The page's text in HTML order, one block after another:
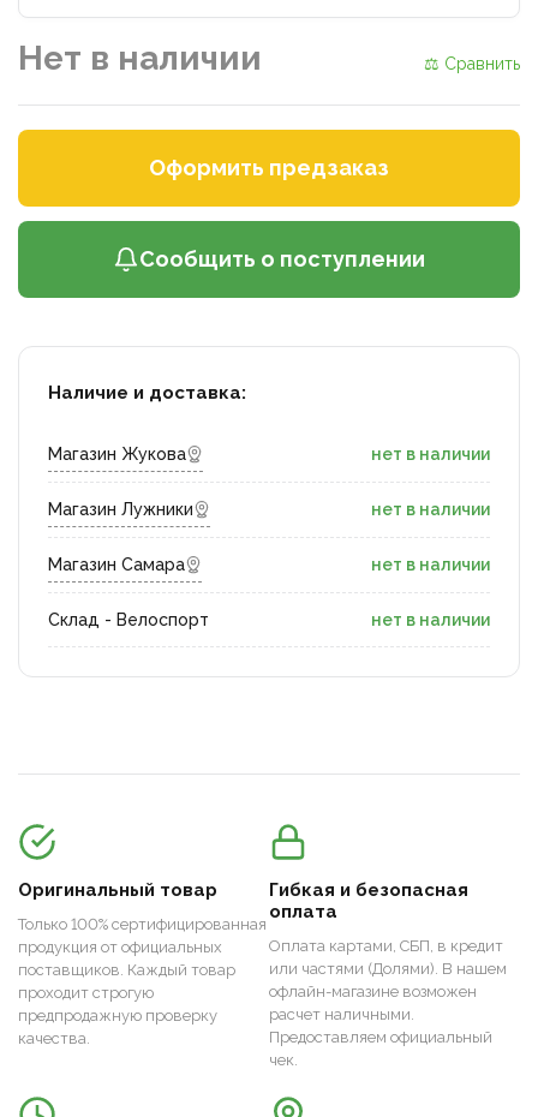
Нет в наличии ⚖ Сравнить
Оформить предзаказ
Сообщить о поступлении
Наличие и доставка:
Магазин Жукова нет в наличии
Магазин Лужники нет в наличии
Магазин Самара нет в наличии
Склад - Велоспорт нет в наличии
Оригинальный товар
Только 100% сертифицированная
продукция от официальных
поставщиков. Каждый товар
проходит строгую
предпродажную проверку
качества.
Гибкая и безопасная
оплата
Оплата картами, СБП, в кредит
или частями (Долями). В нашем
офлайн-магазине возможен
расчет наличными.
Предоставляем официальный
чек.